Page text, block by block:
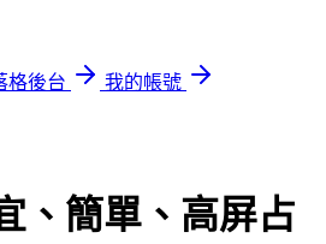
格後台
我的帳號
、簡單、高屏占